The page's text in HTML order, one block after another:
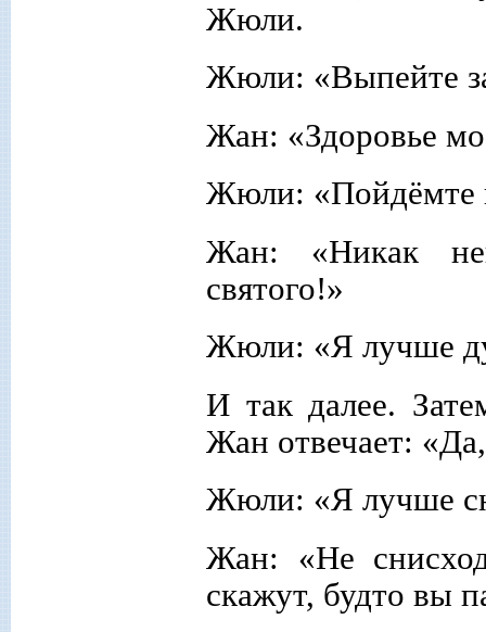
Жюли.
Жюли: «Выпейте
Жан: «Здоровье
Жюли: «Пойдёмте
Жан: «Никак
святого!»
Жюли: «Я лучше
И так далее.
Жан отвечает:
Жюли: «Я лучше
Жан: «Не
скажут, будто вы